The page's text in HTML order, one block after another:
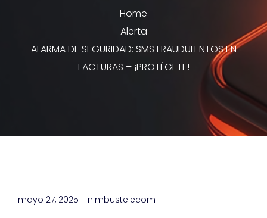
Home
Alerta
ALARMA DE SEGURIDAD: SMS FRAUDULENTOS EN
FACTURAS – ¡PROTÉGETE!
mayo 27, 2025 nimbustelecom